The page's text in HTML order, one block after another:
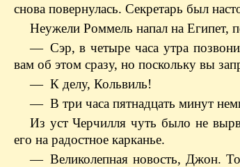
снова повернулась. Секретарь был
Неужели Роммель напал на Египет,
— Сэр, в четыре часа утра
вам об этом сразу, но поскольку вы
— К делу, Кольвиль!
— В три часа пятнадцать минут
Из уст Черчилля чуть было не
его на радостное карканье.
— Великолепная новость, Джон.